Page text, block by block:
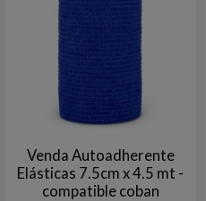
Venda Autoadherente
Elásticas 7.5cm x 4.5 mt -
compatible coban